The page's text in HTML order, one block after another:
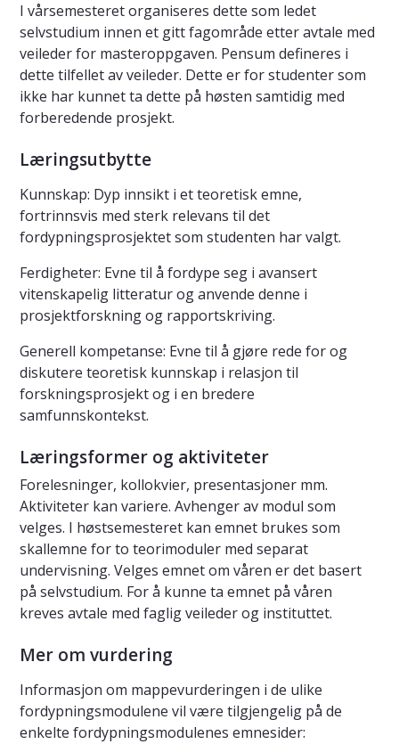
I vårsemesteret organiseres dette som ledet
selvstudium innen et gitt fagområde etter avtale med
veileder for masteroppgaven. Pensum defineres i
dette tilfellet av veileder. Dette er for studenter som
ikke har kunnet ta dette på høsten samtidig med
forberedende prosjekt.
Læringsutbytte
Kunnskap: Dyp innsikt i et teoretisk emne,
fortrinnsvis med sterk relevans til det
fordypningsprosjektet som studenten har valgt.
Ferdigheter: Evne til å fordype seg i avansert
vitenskapelig litteratur og anvende denne i
prosjektforskning og rapportskriving.
Generell kompetanse: Evne til å gjøre rede for og
diskutere teoretisk kunnskap i relasjon til
forskningsprosjekt og i en bredere
samfunnskontekst.
Læringsformer og aktiviteter
Forelesninger, kollokvier, presentasjoner mm.
Aktiviteter kan variere. Avhenger av modul som
velges. I høstsemesteret kan emnet brukes som
skallemne for to teorimoduler med separat
undervisning. Velges emnet om våren er det basert
på selvstudium. For å kunne ta emnet på våren
kreves avtale med faglig veileder og instituttet.
Mer om vurdering
Informasjon om mappevurderingen i de ulike
fordypningsmodulene vil være tilgjengelig på de
enkelte fordypningsmodulenes emnesider: